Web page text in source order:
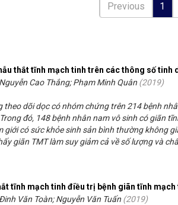
Previous 1
thắt tĩnh mạch tinh trên các thông số tinh
Cao Thắng; Phạm Minh Quân (2019)
theo dõi dọc có nhóm chứng trên 214 bệnh
đó, 148 bệnh nhân nam vô sinh có giãn
giới có sức khỏe sinh sản bình thường không
giãn TMT làm suy giảm cả về số lượng và
tĩnh mạch tinh điều trị bệnh giãn tĩnh mạch
Văn Toàn; Nguyễn Văn Tuấn (2019)